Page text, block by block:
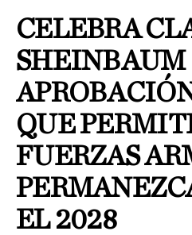
CELEBRA
SHEINBAUM
QUE
FUERZAS
EL 2028